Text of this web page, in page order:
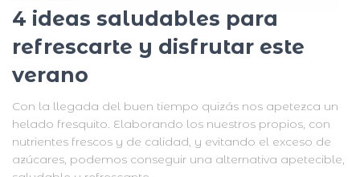
4 ideas saludables para
refrescarte y disfrutar este
verano
Con la llegada del buen tiempo quizás nos apetezca un
helado fresquito. Elaborando los nuestros propios, con
nutrientes frescos y de calidad, y evitando el exceso de
azúcares, podemos conseguir una alternativa apetecible,